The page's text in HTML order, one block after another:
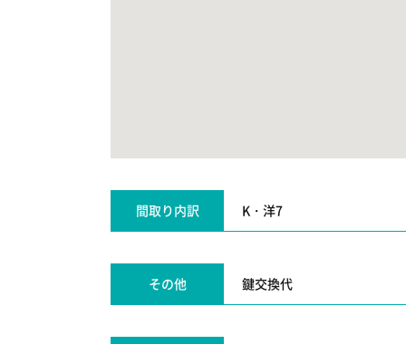
間取り内訳 K・洋7
その他 鍵交換代